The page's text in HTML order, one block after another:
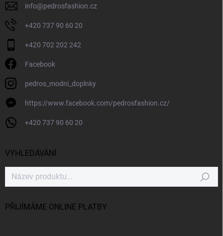
info@pedrosfashion.cz
+420 737 90 60 20
+420 702 202 242
Facebook
pedros_modni_doplnky
https://www.facebook.com/pedrosfashion.cz/
+420 737 90 60 20
VYHLEDÁVÁNÍ
Hledat
PŘIJÍMÁME ONLINE PLATBY